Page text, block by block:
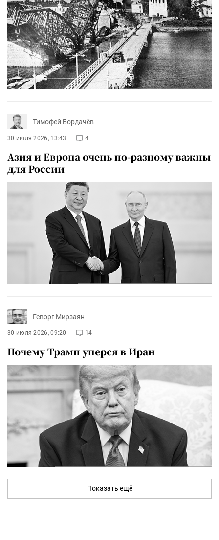
Тимофей Бордачёв
30 июля 2026, 13:43 4
Азия и Европа очень по-разному важны
для России
Геворг Мирзаян
30 июля 2026, 09:20 14
Почему Трамп уперся в Иран
Показать ещё